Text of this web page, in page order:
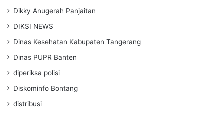
Dikky Anugerah Panjaitan
DIKSI NEWS
Dinas Kesehatan Kabupaten Tangerang
Dinas PUPR Banten
diperiksa polisi
Diskominfo Bontang
distribusi